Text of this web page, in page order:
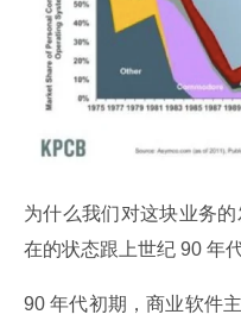
为什么我们对这块业务
在的状态跟上世纪 90 年
90 年代初期，商业软件